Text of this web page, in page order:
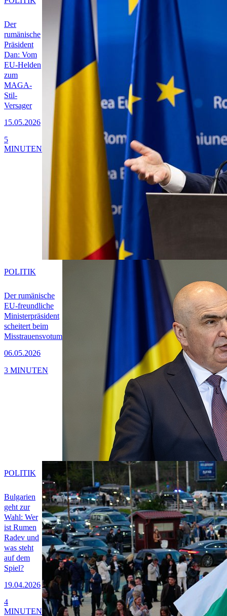
Der
rumänische
Präsident
Dan: Vom
EU-Helden
zum
MAGA-
Stil-
Versager
15.05.2026
5
MINUTEN
Der rumänische
EU-freundliche
Ministerpräsident
scheitert beim
Misstrauensvotum
06.05.2026
POLITIK
3 MINUTEN
Bulgarien
geht zur
Wahl: Wer
ist Rumen
Radev und
was steht
auf dem
Spiel?
19.04.2026
POLITIK
4
MINUTEN